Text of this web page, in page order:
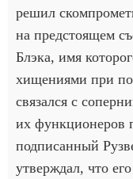
решил
на предстоящем
Блэка, имя
хищениями при
связался с
их функционеров
подписанный
утверждал, что